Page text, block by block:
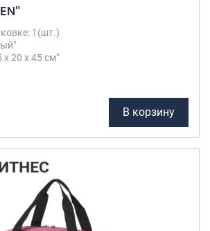
1(шт.)
20 х 45 см"
В корзину